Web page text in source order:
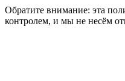
Обратите внимание: эта
контролем, и мы не несём